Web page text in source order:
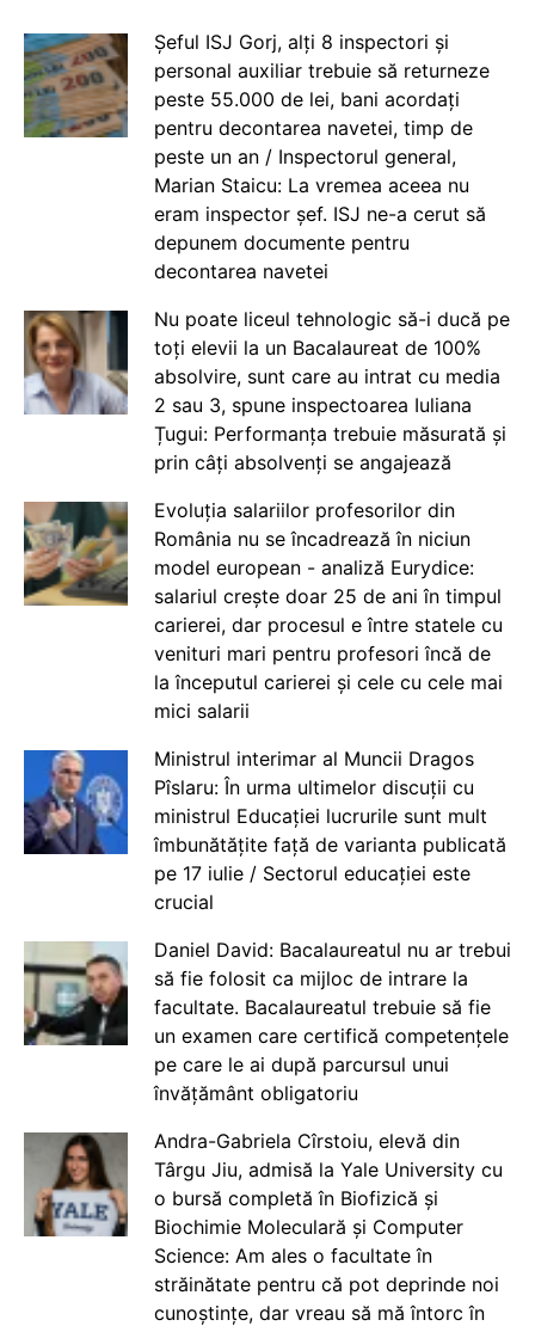
Șeful ISJ Gorj, alți 8 inspectori și
personal auxiliar trebuie să returneze
peste 55.000 de lei, bani acordați
pentru decontarea navetei, timp de
peste un an / Inspectorul general,
Marian Staicu: La vremea aceea nu
eram inspector șef. ISJ ne-a cerut să
depunem documente pentru
decontarea navetei
Nu poate liceul tehnologic să-i ducă pe
toți elevii la un Bacalaureat de 100%
absolvire, sunt care au intrat cu media
2 sau 3, spune inspectoarea Iuliana
Țugui: Performanța trebuie măsurată și
prin câți absolvenți se angajează
Evoluția salariilor profesorilor din
România nu se încadrează în niciun
model european - analiză Eurydice:
salariul crește doar 25 de ani în timpul
carierei, dar procesul e între statele cu
venituri mari pentru profesori încă de
la începutul carierei și cele cu cele mai
mici salarii
Ministrul interimar al Muncii Dragos
Pîslaru: În urma ultimelor discuții cu
ministrul Educației lucrurile sunt mult
îmbunătățite față de varianta publicată
pe 17 iulie / Sectorul educației este
crucial
Daniel David: Bacalaureatul nu ar trebui
să fie folosit ca mijloc de intrare la
facultate. Bacalaureatul trebuie să fie
un examen care certifică competențele
pe care le ai după parcursul unui
învățământ obligatoriu
Andra-Gabriela Cîrstoiu, elevă din
Târgu Jiu, admisă la Yale University cu
o bursă completă în Biofizică și
Biochimie Moleculară și Computer
Science: Am ales o facultate în
străinătate pentru că pot deprinde noi
cunoștințe, dar vreau să mă întorc în